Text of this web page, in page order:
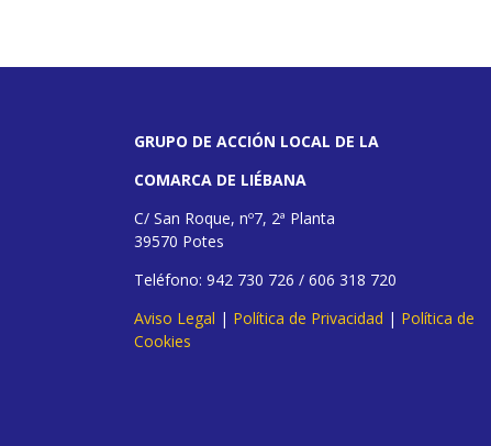
GRUPO DE ACCIÓN LOCAL DE LA
COMARCA DE LIÉBANA
C/ San Roque, nº7, 2ª Planta
39570 Potes
Teléfono: 942 730 726 / 606 318 720
Aviso Legal | Política de Privacidad | Política de
Cookies